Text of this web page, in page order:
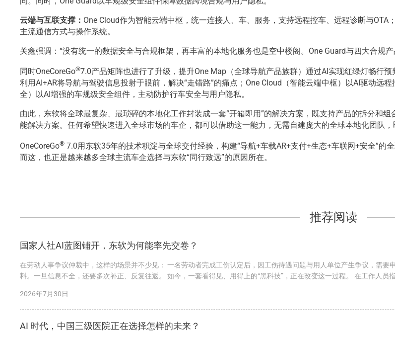
云端与互联支撑： One Cloud作为智能云端中枢，统一连接人、车、服务，支持远程控车、远程诊断与
主流通信方式与操作系统。
关鑫强调：“没有统一的数据安全与合规框架，再丰富的本地化服务也是空中楼阁。One Guard与四大合规
同时OneCoreGo®7.0产品矩阵也进行了升级，提升One Map（全球导航产品族群）通过AI实现红绿灯畅行
利用AI+AR将导航与驾驶信息投射于眼前，解决“走错路”的痛点；One Cloud（智能云端中枢）以AI驱动远
全）以AI增强的车规级安全组件，主动防护行车安全与用户隐私。
由此，东软将全球最复杂、最琐碎的本地化工作封装成一套“开箱即用”的解决方案，既支持产品的拆分和
能解决方案。任何希望快速进入全球市场的车企，都可以借助这一能力，无需自建庞大的全球本地化团队
OneCoreGo® 7.0用东软35年的技术积淀与全球交付经验，构建“导航+车载AR+支付+生态+车联网+安全”的
而这，也正是越来越多全球主流车企选择与东软“同行致远”的原因所在。
推荐阅读
国家人社AI蓝图铺开，东软为何能率先交卷？
在劳动人事争议仲裁中，这样的场景并不少见： 一名劳动者完成工伤认定后，因工伤待遇问题与用人单位产生争议，需
料。一旦信息不全，还要多次补正、反复往返。 如今，一套看得见、用得上的“黑科技”，正在改变这一过程。 在工作人
2026年7月30日
AI 时代，中国三级医院正在选择怎样的未来？